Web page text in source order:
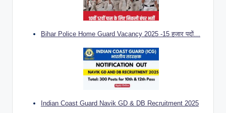
Bihar Police Home Guard Vacancy 2025 -15 हजार पदों…
Indian Coast Guard Navik GD & DB Recruitment 2025